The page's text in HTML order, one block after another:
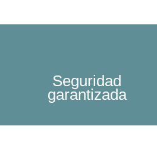
Seguridad
garantizada